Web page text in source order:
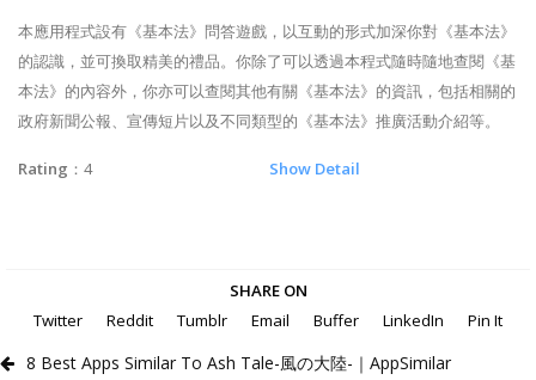
本應用程式設有《基本法》問答遊戲，以互動的形式加深你對《基本法》
的認識，並可換取精美的禮品。你除了可以透過本程式隨時隨地查閱《基
本法》的內容外，你亦可以查閱其他有關《基本法》的資訊，包括相關的
政府新聞公報、宣傳短片以及不同類型的《基本法》推廣活動介紹等。
Rating ：4 Show Detail
SHARE ON
Twitter
Reddit Tumblr Email Buffer LinkedIn Pin It
8 Best Apps Similar To Ash Tale-風の大陸-｜AppSimilar